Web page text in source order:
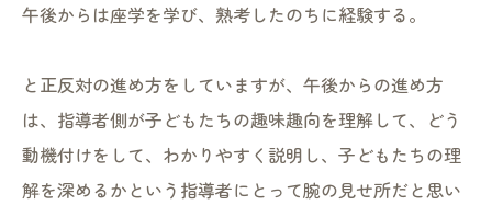
午後からは座学を学び、熟考したのちに経験する。
と正反対の進め方をしていますが、午後からの進め方
は、指導者側が子どもたちの趣味趣向を理解して、どう
動機付けをして、わかりやすく説明し、子どもたちの理
解を深めるかという指導者にとって腕の見せ所だと思い